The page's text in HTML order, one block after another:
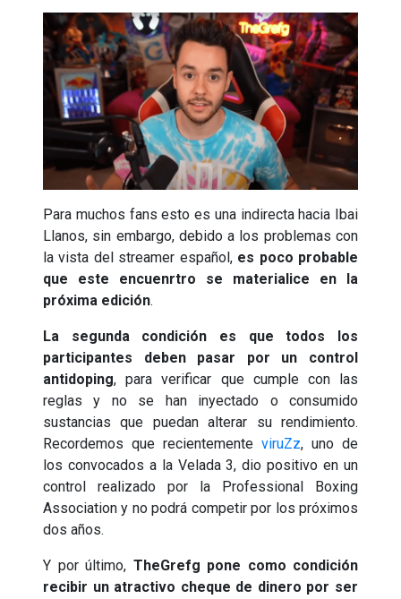
Para muchos fans esto es una indirecta hacia Ibai
Llanos, sin embargo, debido a los problemas con
la vista del streamer español, es poco probable
que este encuenrtro se materialice en la
próxima edición.
La segunda condición es que todos los
participantes deben pasar por un control
antidoping, para verificar que cumple con las
reglas y no se han inyectado o consumido
sustancias que puedan alterar su rendimiento.
Recordemos que recientemente viruZz, uno de
los convocados a la Velada 3, dio positivo en un
control realizado por la Professional Boxing
Association y no podrá competir por los próximos
dos años.
Y por último, TheGrefg pone como condición
recibir un atractivo cheque de dinero por ser